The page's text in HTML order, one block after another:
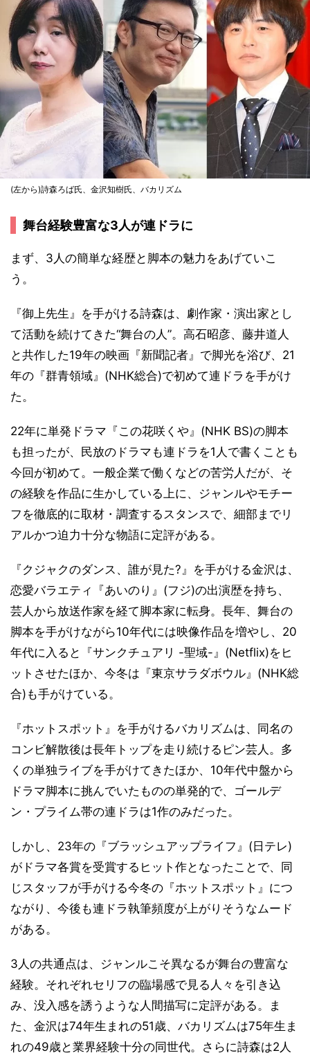
(左から)詩森ろば氏、金沢知樹氏、バカリズム
舞台経験豊富な3人が連ドラに
まず、3人の簡単な経歴と脚本の魅力をあげていこ
う。
『御上先生』を手がける詩森は、劇作家・演出家とし
て活動を続けてきた“舞台の人”。高石昭彦、藤井道人
と共作した19年の映画『新聞記者』で脚光を浴び、21
年の『群青領域』(NHK総合)で初めて連ドラを手がけ
た。
22年に単発ドラマ『この花咲くや』(NHK BS)の脚本
も担ったが、民放のドラマも連ドラを1人で書くことも
今回が初めて。一般企業で働くなどの苦労人だが、そ
の経験を作品に生かしている上に、ジャンルやモチー
フを徹底的に取材・調査するスタンスで、細部までリ
アルかつ迫力十分な物語に定評がある。
『クジャクのダンス、誰が見た?』を手がける金沢は、
恋愛バラエティ『あいのり』(フジ)の出演歴を持ち、
芸人から放送作家を経て脚本家に転身。長年、舞台の
脚本を手がけながら10年代には映像作品を増やし、20
年代に入ると『サンクチュアリ -聖域-』(Netflix)をヒ
ットさせたほか、今冬は『東京サラダボウル』(NHK総
合)も手がけている。
『ホットスポット』を手がけるバカリズムは、同名の
コンビ解散後は長年トップを走り続けるピン芸人。多
くの単独ライブを手がけてきたほか、10年代中盤から
ドラマ脚本に挑んでいたものの単発的で、ゴールデ
ン・プライム帯の連ドラは1作のみだった。
しかし、23年の『ブラッシュアップライフ』(日テレ)
がドラマ各賞を受賞するヒット作となったことで、同
じスタッフが手がける今冬の『ホットスポット』につ
ながり、今後も連ドラ執筆頻度が上がりそうなムード
がある。
3人の共通点は、ジャンルこそ異なるが舞台の豊富な
経験。それぞれセリフの臨場感で見る人々を引き込
み、没入感を誘うような人間描写に定評がある。ま
た、金沢は74年生まれの51歳、バカリズムは75年生ま
れの49歳と業界経験十分の同世代。さらに詩森は2人